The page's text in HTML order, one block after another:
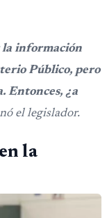
la información
Público, pero
Entonces, ¿a
el legislador.
la